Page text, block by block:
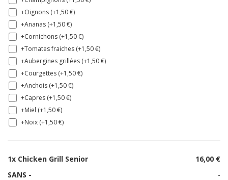
+Oignons (+1,50€)
+Ananas (+1,50€)
+Cornichons (+1,50€)
+Tomates fraiches (+1,50€)
+Aubergines grillées (+1,50€)
+Courgettes (+1,50€)
+Anchois (+1,50€)
+Capres (+1,50€)
+Miel (+1,50€)
+Noix (+1,50€)
1x Chicken Grill Senior
16,00 €
SANS -
-